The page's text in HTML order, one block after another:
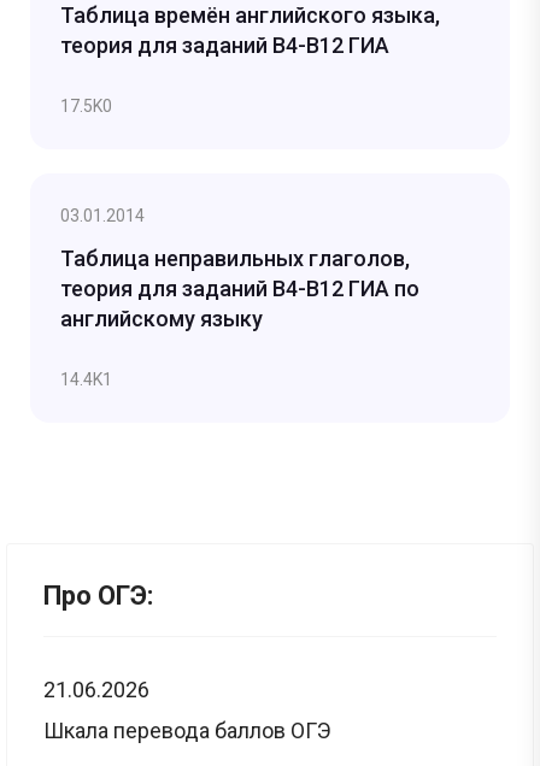
Таблица времён английского языка,
теория для заданий B4-B12 ГИА
17.5K0
03.01.2014
Таблица неправильных глаголов,
теория для заданий B4-B12 ГИА по
английскому языку
14.4K1
Про ОГЭ:
21.06.2026
Шкала перевода баллов ОГЭ